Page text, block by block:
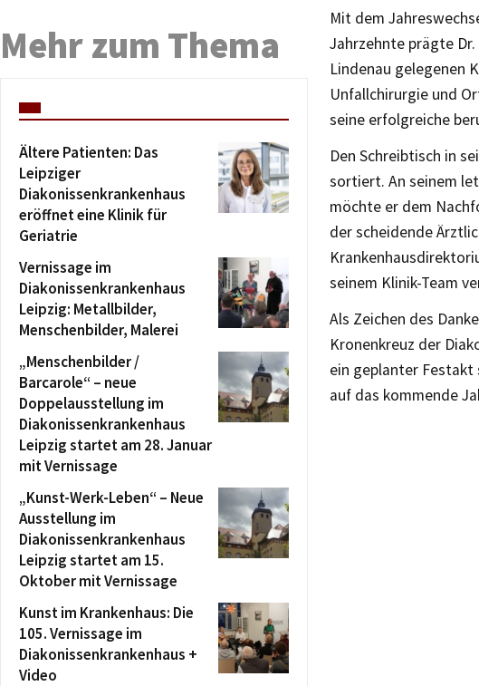
Mit dem
Jahrzehnte prägte
Lindenau gelegenen
Unfallchirurgie und
seine erfolgreiche
Den Schreibtisch in
sortiert. An seinem
möchte er dem
der scheidende
seinem Klinik-Team
Als Zeichen des
Kronenkreuz der
ein geplanter Festakt
auf das kommende
Mehr zum Thema
Ältere Patienten: Das
Leipziger
Diakonissenkrankenhaus
eröffnet eine Klinik für
Geriatrie
Vernissage im
Diakonissenkrankenhaus
Leipzig: Metallbilder,
Menschenbilder, Malerei
„Menschenbilder /
Barcarole“ – neue
Doppelausstellung im
Diakonissenkrankenhaus
Leipzig startet am 28. Januar
mit Vernissage
„Kunst-Werk-Leben“ – Neue
Ausstellung im
Diakonissenkrankenhaus
Leipzig startet am 15.
Oktober mit Vernissage
Kunst im Krankenhaus: Die
105. Vernissage im
Diakonissenkrankenhaus +
Video